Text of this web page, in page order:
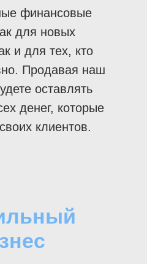
финансовые
для новых
и для тех, кто
Продавая наш
оставлять
денег, которые
клиентов.